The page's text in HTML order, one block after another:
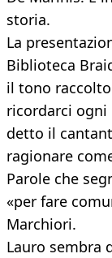
storia.
La
Biblioteca
il tono
ricordarci
detto il
ragionare
Parole che
«per fare
Marchiori.
Lauro sembra